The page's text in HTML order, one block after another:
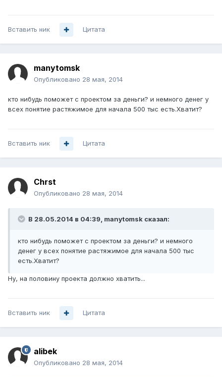
Вставить ник Цитата
manytomsk
Опубликовано 28 мая, 2014
кто нибудь поможет с проектом за деньги? и немного денег у
всех понятие растяжимое для начала 500 тыс есть.Хватит?
Вставить ник Цитата
Chrst
Опубликовано 28 мая, 2014
В 28.05.2014 в 04:39, manytomsk сказал:
кто нибудь поможет с проектом за деньги? и немного
денег у всех понятие растяжимое для начала 500 тыс
есть.Хватит?
Ну, на половину проекта должно хватить...
Вставить ник Цитата
alibek
Опубликовано 28 мая, 2014